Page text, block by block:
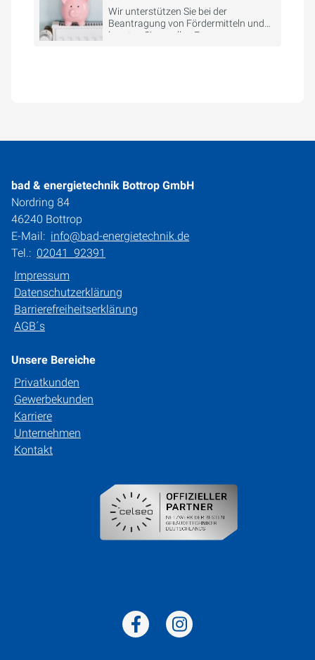
Wir unterstützen Sie bei der
Beantragung von Fördermitteln und
beraten Sie zu allen Fragen.
bad & energietechnik Bottrop GmbH
Nordring 84
46240 Bottrop
E-Mail: info@bad-energietechnik.de
Tel.: 02041 92391
Impressum
Datenschutzerklärung
Barrierefreiheitserklärung
AGB´s
Unsere Bereiche
Privatkunden
Gewerbekunden
Karriere
Unternehmen
Kontakt